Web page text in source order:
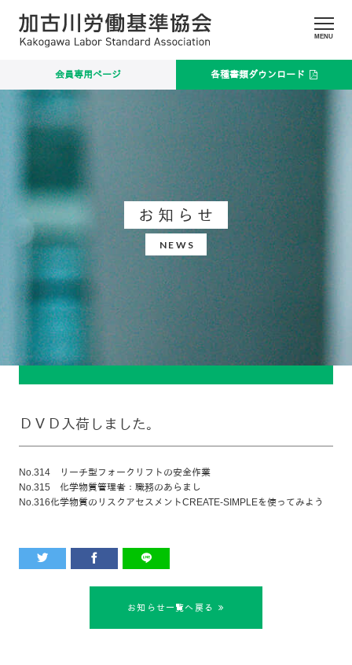
MENU
会員専用ページ 各種書類ダウンロード
お知らせ
NEWS
ＤＶＤ入荷しました。
No.314 リーチ型フォークリフトの安全作業
No.315 化学物質管理者：職務のあらまし
No.316化学物質のリスクアセスメントCREATE-SIMPLEを使ってみよう
お知らせ一覧へ戻る